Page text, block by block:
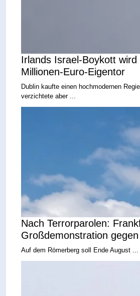
Irlands Israel-Boykott wird
Millionen-Euro-Eigentor
Dublin kaufte einen hochmodernen
verzichtete aber ...
Nach Terrorparolen:
Großdemonstration
Auf dem Römerberg soll Ende August ...